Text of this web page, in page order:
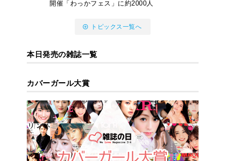
開催「わっかフェス」に約2000人
トピックス一覧へ
本日発売の雑誌一覧
カバーガール大賞